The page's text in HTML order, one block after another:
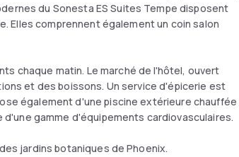
du Sonesta ES Suites Tempe disposent
Elles comprennent également un coin salon
chaque matin. Le marché de l'hôtel, ouvert
et des boissons. Un service d'épicerie est
également d'une piscine extérieure chauffée
gamme d'équipements cardiovasculaires.
jardins botaniques de Phoenix.